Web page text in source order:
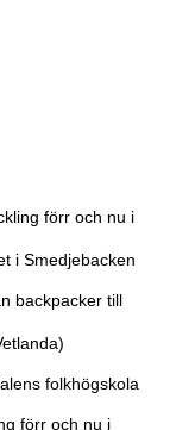
förr och nu i
backpacker till
folkhögskola
förr och nu i